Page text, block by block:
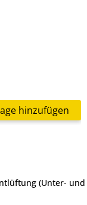
hinzufügen
(Unter- und